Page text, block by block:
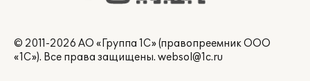
© 2011-2026 АО «Группа 1С» (правопреемник ООО
«1С»). Все права защищены. websol@1c.ru